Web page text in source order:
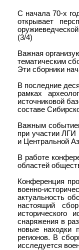
С начала 70-х
открывает
(3/4)
Важная
тематическим
Эти сборники
В последние
рамках
источниковой
составе
Важным
при участии ЛГИ
и Центральной
В работе
областей
Конференция
военно-
актуальность
настоящий
исторического
снаряжения в
новые находки
регионов. В
исследуется